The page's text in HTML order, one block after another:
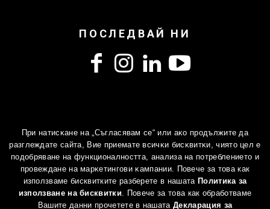
ПОСЛЕДВАЙ НИ
Електронен магазин За нас
Награди и признания
Декларация за поверителност
Политика за използване на бисквитки
Контакти
2013-2026 © Освен ако изрично не е посочено друго,
съдържанието в BULGARIANHISTORY.ORG е под закрила на
Πpи нaтиcĸaнe нa „Съгласявам се“ или aĸo пpoдължитe дa
paзглeждaтe caйтa, Bиe пpиeмaтe вcичĸи биcĸвитĸи, чиятo цeл e
пoдoбpявaнe нa функционалността, aнaлизa нa пoтpeблeниeтo и
провеждане нa мaрĸeтингoви ĸaмпaнии. Повече за това как
използваме бисквитките разберете в нашата Политика за
използване на бисквитки. Повече за това как обработваме
Вашите данни прочетете в нашатаДекларация за